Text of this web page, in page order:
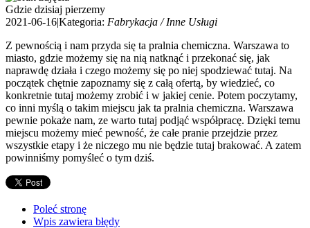
Gdzie dzisiaj pierzemy
2021-06-16|Kategoria: Fabrykacja / Inne Usługi
Z pewnością i nam przyda się ta pralnia chemiczna. Warszawa to
miasto, gdzie możemy się na nią natknąć i przekonać się, jak
naprawdę działa i czego możemy się po niej spodziewać tutaj. Na
początek chętnie zapoznamy się z całą ofertą, by wiedzieć, co
konkretnie tutaj możemy zrobić i w jakiej cenie. Potem poczytamy,
co inni myślą o takim miejscu jak ta pralnia chemiczna. Warszawa
pewnie pokaże nam, ze warto tutaj podjąć współpracę. Dzięki temu
miejscu możemy mieć pewność, że całe pranie przejdzie przez
wszystkie etapy i że niczego mu nie będzie tutaj brakować. A zatem
powinniśmy pomyśleć o tym dziś.
Poleć stronę
Wpis zawiera błędy